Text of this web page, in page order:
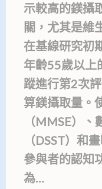
示較高的鎂攝
關，尤其是維
在基線研究初
年齡55歲以上
蹤進行第2次
算鎂攝取量。
（MMSE）
（DSST）和
參與者的認知
為…